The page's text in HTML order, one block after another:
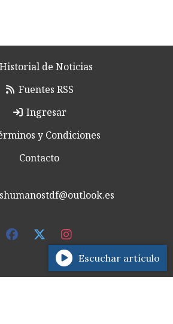
Historial de Noticias
Fuentes RSS
Ingresar
y Condiciones
Contacto
Escuchar artículo